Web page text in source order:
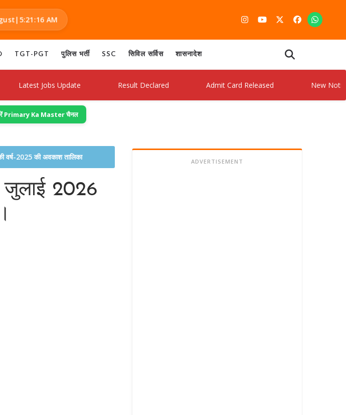
| 5:21:17 AM
TGT-PGT पुलिस भर्ती SSC सिविल सर्विस शासनादेश
Jobs Update Result Declared Admit Card Released New Notification
Primary Ka Master चैनल
वर्ष-2025 की अवकाश तालिका
जुलाई 2026
ADVERTISEMENT